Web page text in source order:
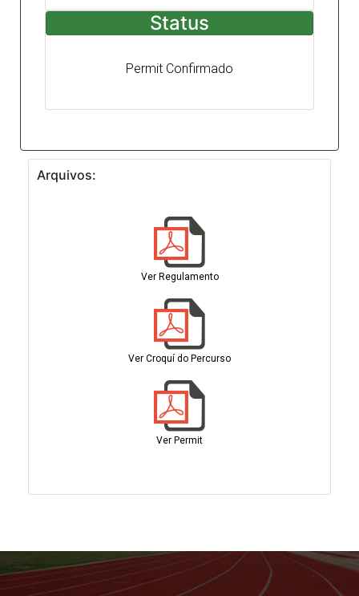
Status
Permit Confirmado
Arquivos:
Ver Regulamento
Ver Croquí do Percurso
Ver Permit